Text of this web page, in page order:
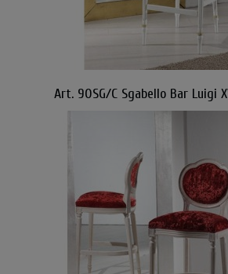
Art. 90SG/C Sgabello Bar Luigi